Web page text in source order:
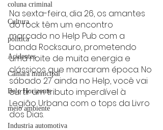
coluna criminal
Cultura
politica
Acidentes
Câmara municipal
Belo Horizonte
meio ambiente
Industria automotiva
Na sexta-feira, dia 26, os amantes
do rock têm um encontro
marcado no Help Pub com a
banda Rocksauro, prometendo
uma noite de muita energia e
clássicos que marcaram época. No
sábado 27 ainda no Help, você vai
curtir um tributo imperdível à
Legião Urbana com o tops da Livro
dos Dias.